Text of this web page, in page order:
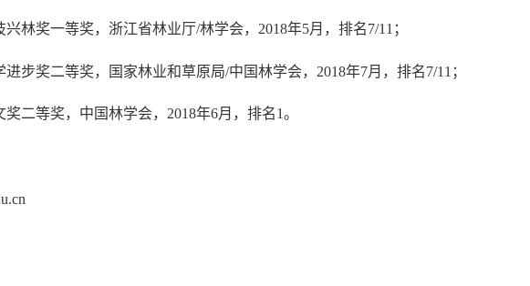
林奖一等奖，浙江省林业厅/林学会，2018年5月，排名7/11；
步奖二等奖，国家林业和草原局/中国林学会，2018年7月，排名7/11；
二等奖，中国林学会，2018年6月，排名1。